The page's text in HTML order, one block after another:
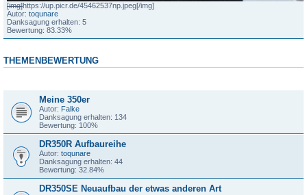
[img]https://up.picr.de/45462537np.jpeg[/img]
Autor: toqunare
Danksagung erhalten: 5
Bewertung: 83.33%
THEMENBEWERTUNG
Meine 350er
Autor: Falke
Danksagung erhalten: 134
Bewertung: 100%
DR350R Aufbaureihe
Autor: toqunare
Danksagung erhalten: 44
Bewertung: 32.84%
DR350SE Neuaufbau der etwas anderen Art